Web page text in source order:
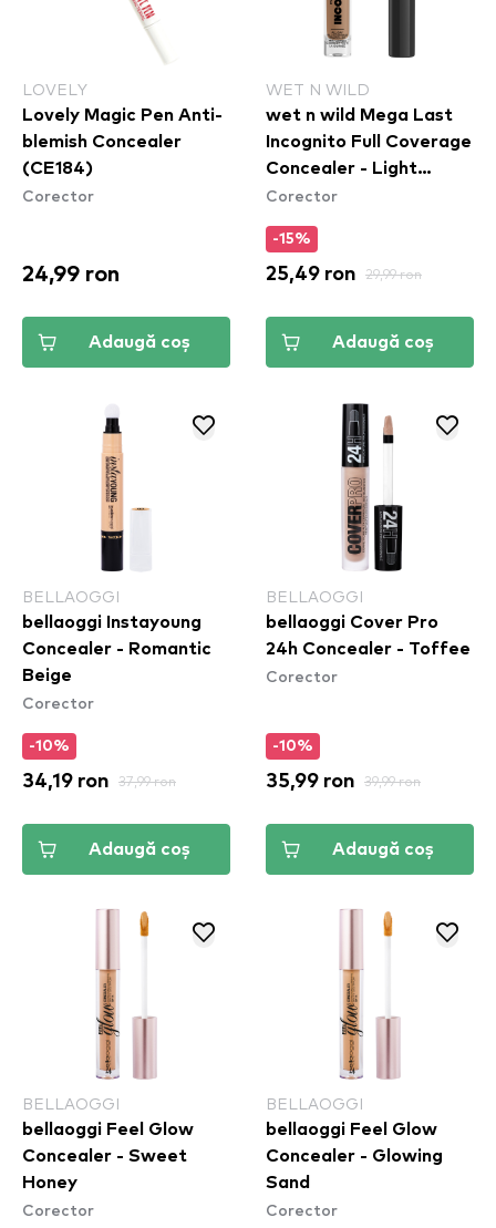
LOVELY
Lovely Magic Pen Anti-
blemish Concealer
(CE184)
Corector
24,99 ron
Adaugă coș
WET N WILD
wet n wild Mega Last
Incognito Full Coverage
Concealer - Light
Medium
Corector
-15%
25,49 ron 29,99 ron
Adaugă coș
BELLAOGGI
bellaoggi Instayoung
Concealer - Romantic
Beige
Corector
-10%
34,19 ron 37,99 ron
Adaugă coș
BELLAOGGI
bellaoggi Cover Pro
24h Concealer - Toffee
Corector
-10%
35,99 ron 39,99 ron
Adaugă coș
BELLAOGGI
bellaoggi Feel Glow
Concealer - Sweet
Honey
Corector
BELLAOGGI
bellaoggi Feel Glow
Concealer - Glowing
Sand
Corector